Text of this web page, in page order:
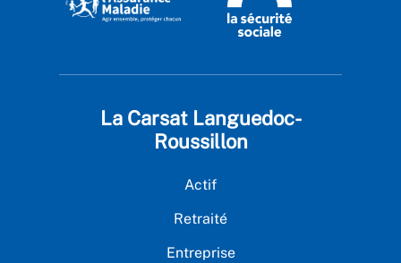
La Carsat Languedoc-
Roussillon
Actif
Retraité
Entreprise